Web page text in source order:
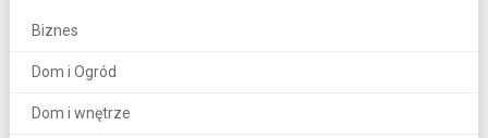
Biznes
Dom i Ogród
Dom i wnętrze